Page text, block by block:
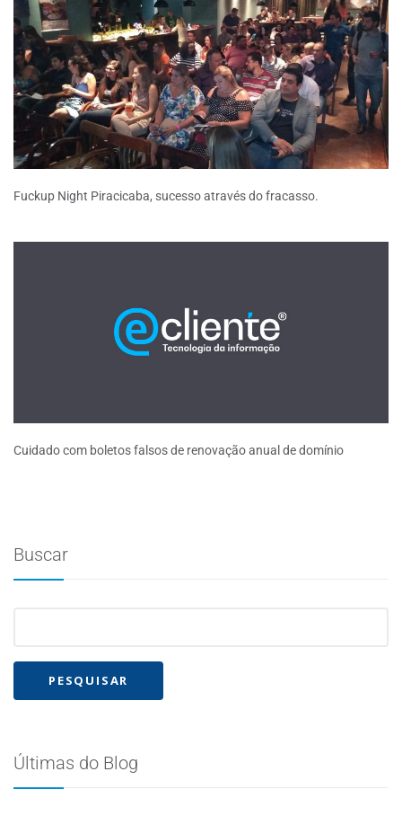
Fuckup Night Piracicaba, sucesso através do fracasso.
Cuidado com boletos falsos de renovação anual de domínio
Buscar
Últimas do Blog